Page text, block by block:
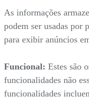
As informações
podem ser usadas por
para exibir anúncios
Funcional: Estes são
funcionalidades não
funcionalidades